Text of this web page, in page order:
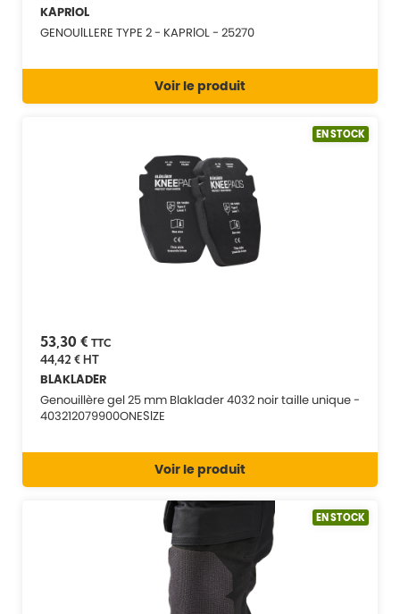
KAPRIOL
GENOUILLERE TYPE 2 - KAPRIOL - 25270
Voir le produit
EN STOCK
53,30 € TTC
44,42 €HT
BLAKLADER
Genouillère gel 25 mm Blaklader 4032 noir taille unique -
403212079900ONESIZE
Voir le produit
EN STOCK